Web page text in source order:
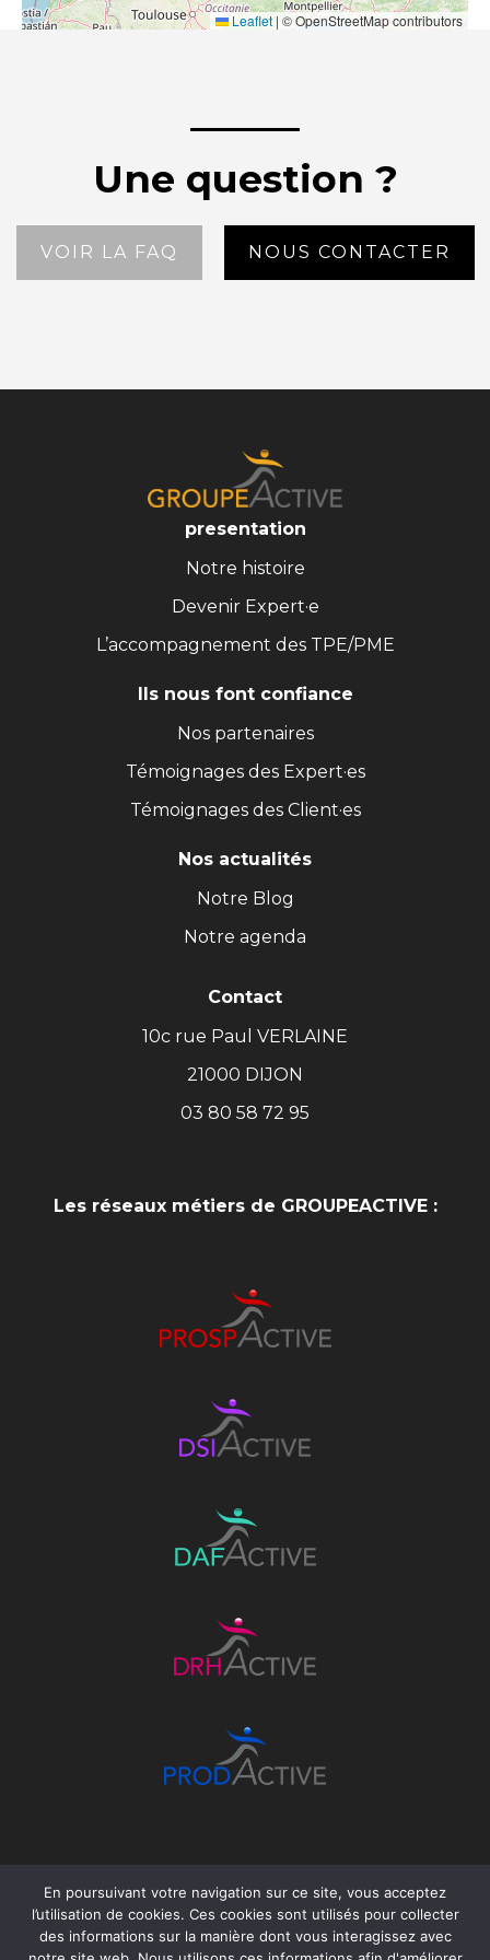
Leaflet | © OpenStreetMap contributors
Une question ?
VOIR LA FAQ NOUS CONTACTER
presentation
Notre histoire
Devenir Expert·e
L’accompagnement des TPE/PME
Ils nous font confiance
Nos partenaires
Témoignages des Expert·es
Témoignages des Client·es
Nos actualités
Notre Blog
Notre agenda
Contact
10c rue Paul VERLAINE
21000 DIJON
03 80 58 72 95
Les réseaux métiers de GROUPEACTIVE :
En poursuivant votre navigation sur ce site, vous acceptez
l’utilisation de cookies. Ces cookies sont utilisés pour collecter
des informations sur la manière dont vous interagissez avec